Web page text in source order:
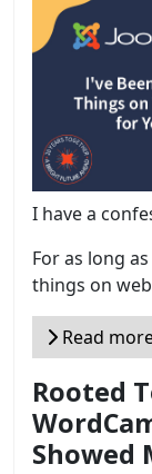
I have a
For as long
things on
Read
Rooted
Showed